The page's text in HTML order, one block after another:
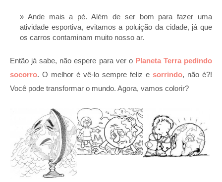
Ande mais a pé. Além de ser bom para fazer uma
atividade esportiva, evitamos a poluição da cidade, já que
os carros contaminam muito nosso ar.
Então já sabe, não espere para ver o Planeta Terra pedindo
socorro. O melhor é vê-lo sempre feliz e sorrindo, não é?!
Você pode transformar o mundo. Agora, vamos colorir?